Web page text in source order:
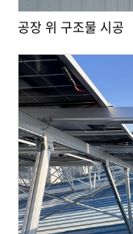
공장 위 구조물 시공